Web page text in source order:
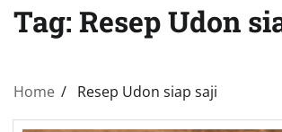
Tag: Resep Udon
Home Resep Udon siap saji